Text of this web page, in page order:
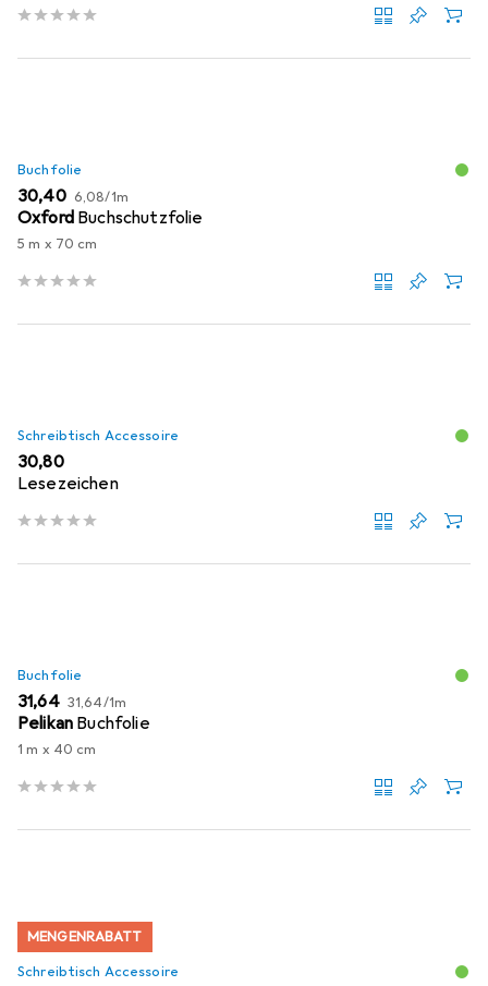
Buchfolie
EUR
30,40 EUR
6,08/1m
Oxford Buchschutzfolie
5 m x 70 cm
Schreibtisch Accessoire
EUR
30,80
Lesezeichen
Buchfolie
EUR
31,64 EUR
31,64/1m
Pelikan Buchfolie
1 m x 40 cm
MENGENRABATT
Schreibtisch Accessoire